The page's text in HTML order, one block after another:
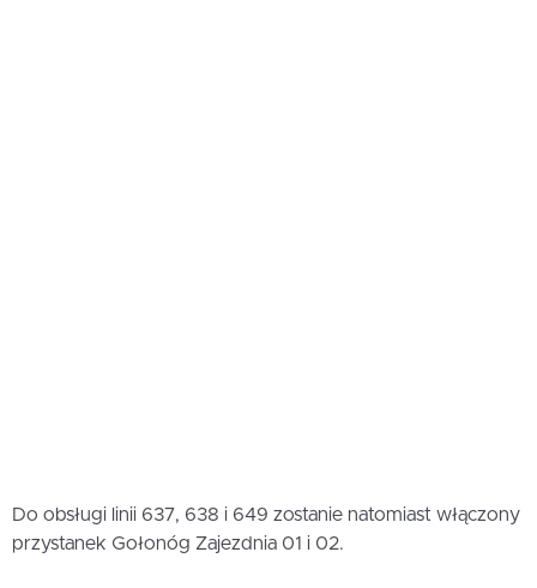
Do obsługi linii 637, 638 i 649 zostanie natomiast włączony
przystanek Gołonóg Zajezdnia 01 i 02.